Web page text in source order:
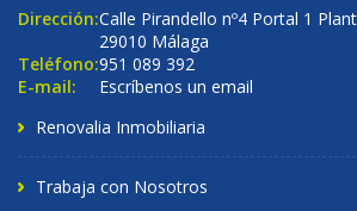
Dirección:Calle Pirandello nº4 Portal 1
29010 Málaga
Teléfono:951 089 392
E-mail:
Escríbenos un email
Renovalia Inmobiliaria
Trabaja con Nosotros